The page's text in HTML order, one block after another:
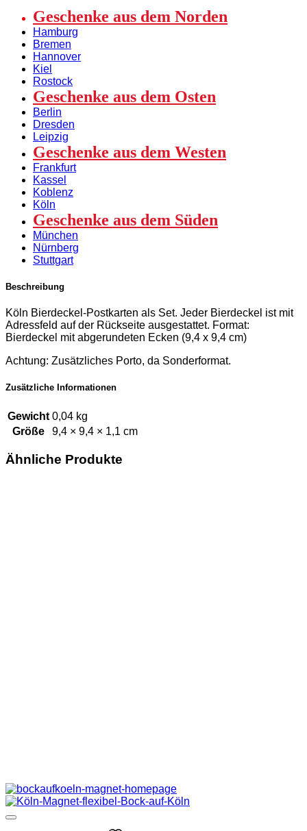
Geschenke aus dem Norden
Hamburg
Bremen
Hannover
Kiel
Rostock
Geschenke aus dem Osten
Berlin
Dresden
Leipzig
Geschenke aus dem Westen
Frankfurt
Kassel
Koblenz
Köln
Geschenke aus dem Süden
München
Nürnberg
Stuttgart
Beschreibung
Köln Bierdeckel-Postkarten als Set. Jeder Bierdeckel ist mit
Adressfeld auf der Rückseite ausgestattet. Format:
Bierdeckel mit abgerundeten Ecken (9,4 x 9,4 cm)
Achtung: Zusätzliches Porto, da Sonderformat.
Zusätzliche Informationen
Gewicht 0,04 kg
Größe
9,4 × 9,4 × 1,1 cm
Ähnliche Produkte